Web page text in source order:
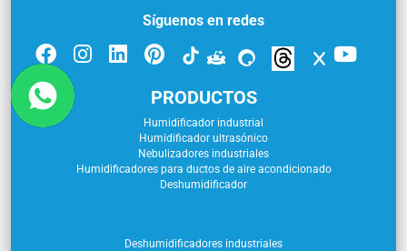
Síguenos en redes
PRODUCTOS
Humidificador industrial
Humidificador ultrasónico
Nebulizadores industriales
Humidificadores para ductos de aire acondicionado
Deshumidificador
Deshumidificadores industriales